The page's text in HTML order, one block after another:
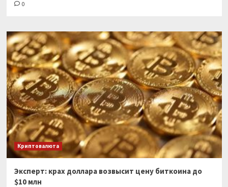
0
Криптовалюта
Эксперт: крах доллара возвысит цену биткоина до
$10 млн